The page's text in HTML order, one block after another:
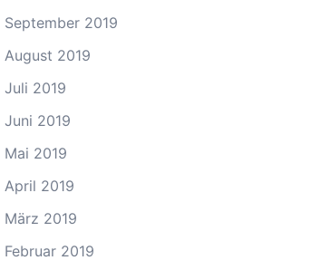
September 2019
August 2019
Juli 2019
Juni 2019
Mai 2019
April 2019
März 2019
Februar 2019